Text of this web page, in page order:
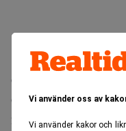
Vi använder oss av
Vi använder kakor och
G-Star Raw-bolagen
GRS Operation No. 1
2020 vid Stockholms